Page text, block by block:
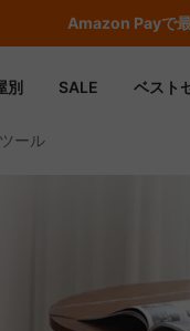
Amazon Payで
別 SALE ベスト
ール